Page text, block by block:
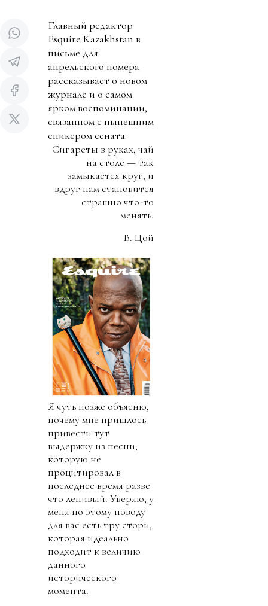
Главный редактор
Esquire Kazakhstan в
письме для
апрельского номера
рассказывает о новом
журнале и о самом
ярком воспоминании,
связанном с нынешним
спикером сената.
Сигареты в руках, чай
на столе — так
замыкается круг, и
вдруг нам становится
страшно что-то
менять.
В. Цой
Я чуть позже объясню,
почему мне пришлось
привести тут
выдержку из песни,
которую не
процитировал в
последнее время разве
что ленивый. Уверяю, у
меня по этому поводу
для вас есть тру стори,
которая идеально
подходит к величию
данного
исторического
момента.